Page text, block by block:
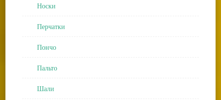
Носки
Перчатки
Пончо
Пальто
Шали